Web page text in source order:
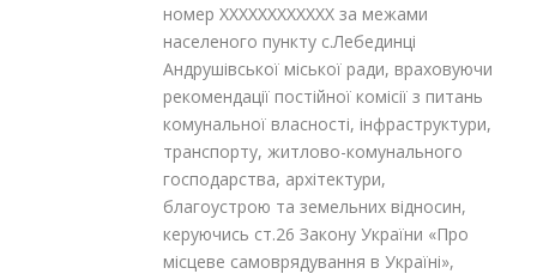
номер XXXXXXXXXXXX за межами
населеного пункту с.Лебединці
Андрушівської міської ради, враховуючи
рекомендації постійної комісії з питань
комунальної власності, інфраструктури,
транспорту, житлово-комунального
господарства, архітектури,
благоустрою та земельних відносин,
керуючись ст.26 Закону України «Про
місцеве самоврядування в Україні»,